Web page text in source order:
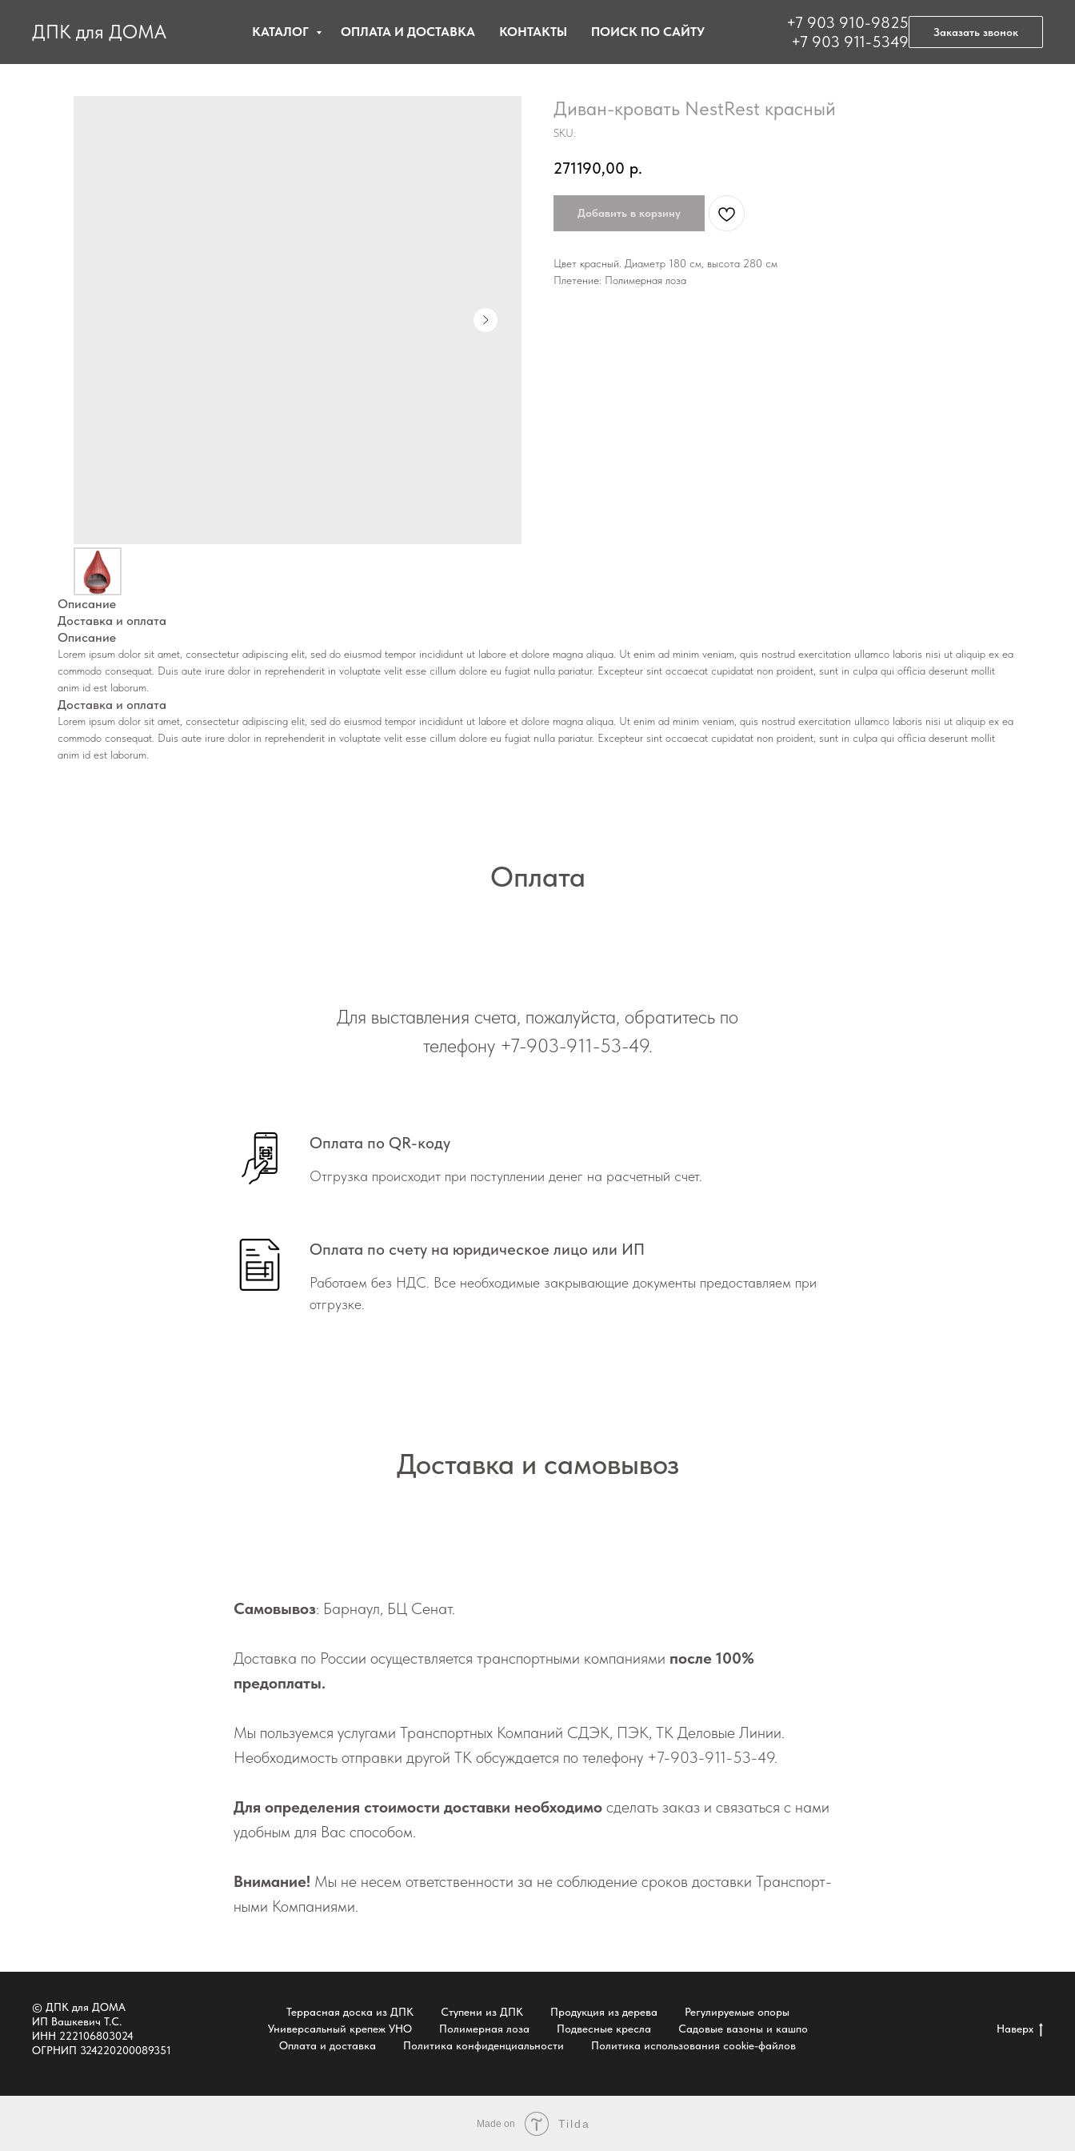
ДПК для ДОМА КАТАЛОГ ОПЛАТА И ДОСТАВКА КОНТАКТЫ ПОИСК ПО САЙТУ
+7 903 910-9825
+7 903 911-5349
Заказать звонок
Диван-кровать NestRest красный
SKU:
271190,00 р.
Добавить в корзину
Цвет красный. Диаметр 180 см, высота 280 см
Плетение: Полимерная лоза
Описание
Доставка и оплата
Описание
Lorem ipsum dolor sit amet, consectetur adipiscing elit, sed do eiusmod tempor incididunt ut labore et dolore magna aliqua. Ut enim ad minim veniam, quis nostrud exercitation ullamco laboris nisi ut aliquip ex ea
commodo consequat. Duis aute irure dolor in reprehenderit in voluptate velit esse cillum dolore eu fugiat nulla pariatur. Excepteur sint occaecat cupidatat non proident, sunt in culpa qui officia deserunt mollit
anim id est laborum.
Доставка и оплата
Lorem ipsum dolor sit amet, consectetur adipiscing elit, sed do eiusmod tempor incididunt ut labore et dolore magna aliqua. Ut enim ad minim veniam, quis nostrud exercitation ullamco laboris nisi ut aliquip ex ea
commodo consequat. Duis aute irure dolor in reprehenderit in voluptate velit esse cillum dolore eu fugiat nulla pariatur. Excepteur sint occaecat cupidatat non proident, sunt in culpa qui officia deserunt mollit
anim id est laborum.
Оплата
Для выставления счета, пожалуйста, обратитесь по
телефону +7-903-911-53-49.
Оплата по QR-коду
Отгрузка происходит при поступлении денег на расчетный счет.
Оплата по счету на юридическое лицо или ИП
Работаем без НДС. Все необходимые закрывающие документы предоставляем при
отгрузке.
Доставка и самовывоз
Самовывоз: Барнаул, БЦ Сенат.
До­став­ка по России осу­ществ­ля­ет­ся транс­порт­ны­ми ком­па­ни­я­ми после 100%
предоплаты.
Мы поль­зу­ем­ся услу­га­ми Транс­порт­ных Ком­па­ний СДЭК, ПЭК, ТК Деловые Линии.
Не­об­хо­ди­мо­сть от­прав­ки дру­гой ТК об­суж­да­ет­ся по телефону +7-903-911-53-49.
Для определения стоимости доставки необходимо сделать заказ и связаться с нами
удобным для Вас способом.
Внимание! Мы не не­сем от­вет­ствен­но­сти за не со­блю­де­ние сро­ков до­став­ки Транс­порт­
ны­ми Ком­па­ни­я­ми.
© ДПК для ДОМА
ИП Вашкевич Т.С.
ИНН 222106803024
ОГРНИП 324220200089351
Террасная доска из ДПК Ступени из ДПК Продукция из дерева
Регулируемые опоры
Универсальный крепеж УНО
Полимерная лоза Подвесные кресла
Садовые вазоны и кашпо
Оплата и доставка
Политика конфиденциальности Политика использования cookie-файлов
Наверх
Made on Tilda